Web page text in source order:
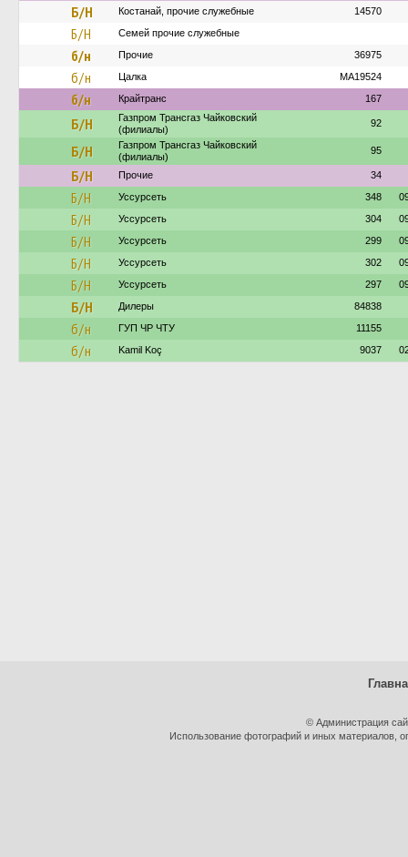
Б/Н Костанай, прочие служебные 14570
Б/Н Семей прочие служебные
б/н Прочие 36975
б/н Цалка MA19524
б/н Крайтранс 167
Б/Н
Газпром Трансгаз Чайковский
(филиалы)
92
Б/Н
Газпром Трансгаз Чайковский
(филиалы)
95
Б/Н Прочие 34
Б/Н Уссурсеть 348
Б/Н Уссурсеть 304
Б/Н Уссурсеть 299
Б/Н Уссурсеть 302
Б/Н Уссурсеть 297
Б/Н Дилеры 84838
б/н ГУП ЧР ЧТУ 11155
б/н Kamil Koç 9037
© Администрация
Использование фотографий и иных материалов,